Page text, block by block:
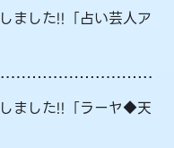
ました!!「占い芸人ア
ました!!「ラーヤ◆天